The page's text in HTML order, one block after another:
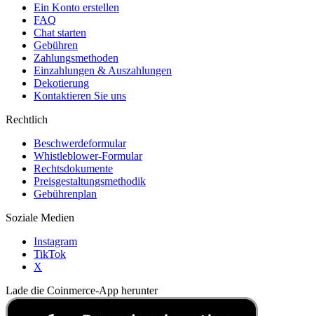
Ein Konto erstellen
FAQ
Chat starten
Gebühren
Zahlungsmethoden
Einzahlungen & Auszahlungen
Dekotierung
Kontaktieren Sie uns
Rechtlich
Beschwerdeformular
Whistleblower-Formular
Rechtsdokumente
Preisgestaltungsmethodik
Gebührenplan
Soziale Medien
Instagram
TikTok
X
Lade die Coinmerce-App herunter